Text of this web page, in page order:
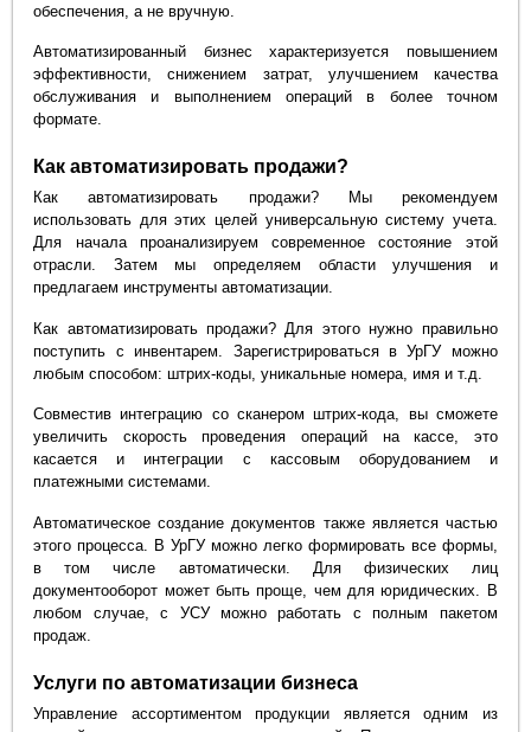
обеспечения, а не вручную.
Автоматизированный бизнес характеризуется повышением
эффективности, снижением затрат, улучшением качества
обслуживания и выполнением операций в более точном
формате.
Как автоматизировать продажи?
Как автоматизировать продажи? Мы рекомендуем
использовать для этих целей универсальную систему учета.
Для начала проанализируем современное состояние этой
отрасли. Затем мы определяем области улучшения и
предлагаем инструменты автоматизации.
Как автоматизировать продажи? Для этого нужно правильно
поступить с инвентарем. Зарегистрироваться в УрГУ можно
любым способом: штрих-коды, уникальные номера, имя и т.д.
Совместив интеграцию со сканером штрих-кода, вы сможете
увеличить скорость проведения операций на кассе, это
касается и интеграции с кассовым оборудованием и
платежными системами.
Автоматическое создание документов также является частью
этого процесса. В УрГУ можно легко формировать все формы,
в том числе автоматически. Для физических лиц
документооборот может быть проще, чем для юридических. В
любом случае, с УСУ можно работать с полным пакетом
продаж.
Услуги по автоматизации бизнеса
Управление ассортиментом продукции является одним из